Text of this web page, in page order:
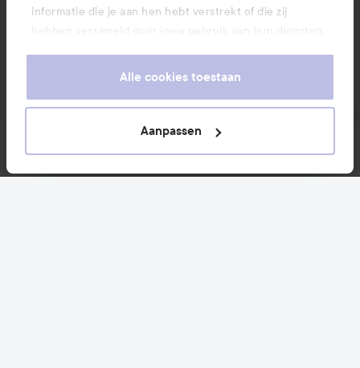
informatie die je aan hen hebt verstrekt of die zij
hebben verzameld door jouw gebruik van hun diensten.
website te blijven gebruiken. Voor meer informatie over
je graag door naar ons cookiebeleid.
Alle cookies toestaan
Aanpassen
Nieuws en aanbiedingen